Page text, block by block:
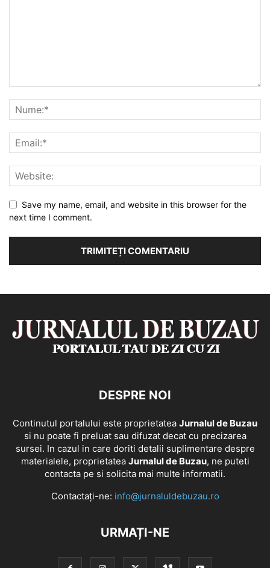
Save my name, email, and website in this browser for the
next time I comment.
DESPRE NOI
Continutul portalului este proprietatea Jurnalul de Buzau
si nu poate fi preluat sau difuzat decat cu precizarea
sursei. In cazul in care doriti detalii suplimentare despre
materialele, proprietatea Jurnalul de Buzau, ne puteti
contacta pe si solicita mai multe informatii.
Contactați-ne: info@jurnaluldebuzau.ro
URMAȚI-NE